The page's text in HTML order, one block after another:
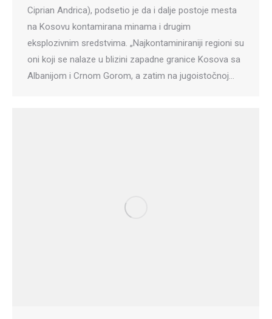
Ciprian Andrica), podsetio je da i dalje postoje mesta
na Kosovu kontamirana minama i drugim
eksplozivnim sredstvima. „Najkontaminiraniji regioni su
oni koji se nalaze u blizini zapadne granice Kosova sa
Albanijom i Crnom Gorom, a zatim na jugoistočnoj…